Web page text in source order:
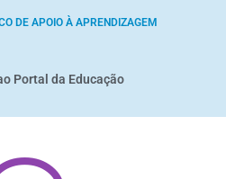
DE APOIO À APRENDIZAGEM
Portal da Educação